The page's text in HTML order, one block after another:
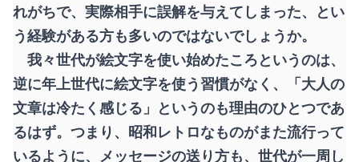
れがちで、実際相手に誤解を与えてしまった、とい
う経験がある方も多いのではないでしょうか。
我々世代が絵文字を使い始めたころというのは、
逆に年上世代に絵文字を使う習慣がなく、「大人の
文章は冷たく感じる」というのも理由のひとつであ
るはず。つまり、昭和レトロなものがまた流行って
いるように、メッセージの送り方も、世代が一周し